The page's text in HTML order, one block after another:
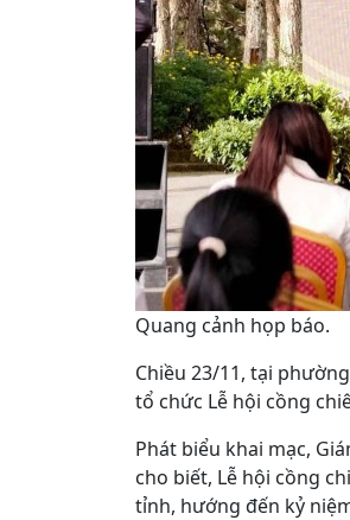
Quang cảnh họp báo.
Chiều 23/11, tại
tổ chức Lễ hội cồng
Phát biểu khai mạc,
cho biết, Lễ hội cồng
tỉnh, hướng đến kỷ